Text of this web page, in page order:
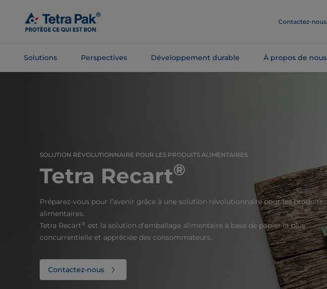
contenu
Contactez-nous
Solutions Perspectives Développement durable À propos de nous
SOLUTION RÉVOLUTIONNAIRE POUR LES PRODUITS ALIMENTAIRES
Tetra Recart®
Préparez-vous pour l’avenir grâce à une solution révolutionnaire pour les produits
alimentaires.
Tetra Recart® est la solution d’emballage alimentaire à base de papier la plus
concurrentielle et appréciée des consommateurs.
Contactez-nous